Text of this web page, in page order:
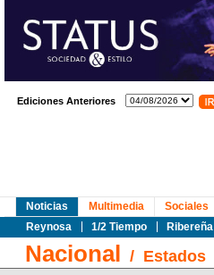
Ediciones Anteriores
Noticias
Reynosa
1/2 Tiempo Ribereña
Multimedia Sociales
Nacional / Estados